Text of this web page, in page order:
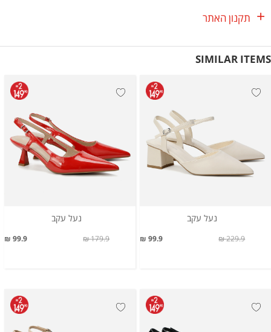
תקנון האתר
SIMILAR ITEMS
נעל עקב
99.9 ₪ 229.9 ₪
נעל עקב
99.9 ₪ 179.9 ₪